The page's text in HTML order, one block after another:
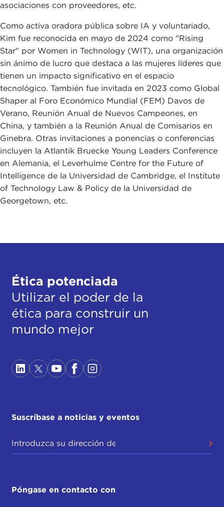
asociaciones con proveedores, etc.
Como activa oradora pública sobre IA y voluntariado,
Kim fue reconocida en mayo de 2024 como "Rising
Star" por Women in Technology (WIT), una organización
sin ánimo de lucro que destaca a las mujeres líderes que
tienen un impacto significativo en el espacio
tecnológico. También fue invitada en 2023 como Global
Shaper al Foro Económico Mundial (FEM) Davos de
Verano, Reunión Anual de Nuevos Campeones, en
China, y también a la Reunión Anual de Comisarios en
Ginebra. Otras invitaciones a ponencias o conferencias
incluyen la Atlantik Bruecke Young Leaders Conference
en Alemania, el Leverhulme Centre for the Future of
Intelligence de la Universidad de Cambridge, el Institute
of Technology Law & Policy de la Universidad de
Georgetown, etc.
Ética potenciada
Utilizar el poder de la
ética para construir un
mundo mejor
Suscríbase a noticias y eventos
Póngase en contacto con